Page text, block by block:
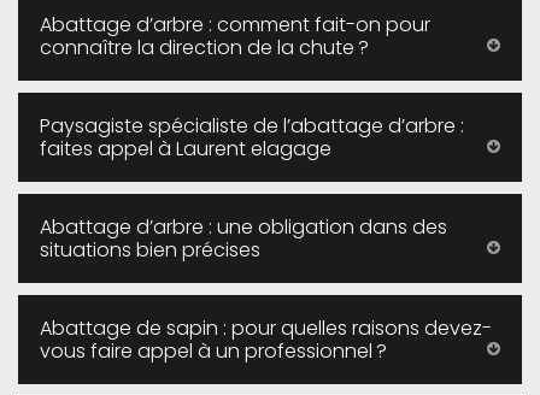
Abattage d’arbre : comment fait-on pour
connaître la direction de la chute ?
Paysagiste spécialiste de l’abattage d’arbre :
faites appel à Laurent elagage
Abattage d’arbre : une obligation dans des
situations bien précises
Abattage de sapin : pour quelles raisons devez-
vous faire appel à un professionnel ?